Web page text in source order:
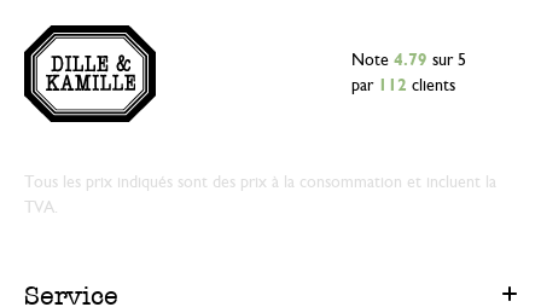
Note 4.79 sur 5
par
112 clients
Tous les prix indiqués sont des prix à la consommation et incluent la
TVA.
Service